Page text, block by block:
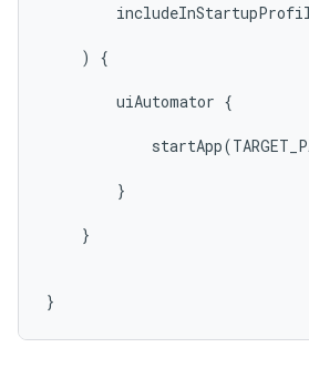
    ) {
        uiAutomator {
        }
    }
}